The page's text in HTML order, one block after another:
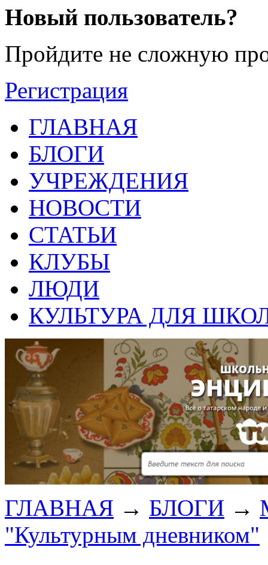
Новый пользователь?
Пройдите не сложную
Регистрация
ГЛАВНАЯ
БЛОГИ
УЧРЕЖДЕНИЯ
НОВОСТИ
СТАТЬИ
КЛУБЫ
ЛЮДИ
КУЛЬТУРА ДЛЯ
ГЛАВНАЯ → БЛОГИ →
"Культурным дневником"